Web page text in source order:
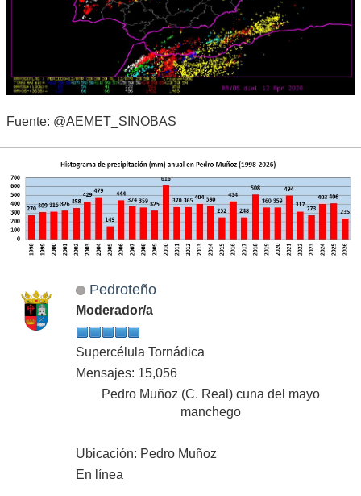
Fuente: @AEMET_SINOBAS
Pedroteño
Moderador/a
Supercélula Tornádica
Mensajes: 15,056
Pedro Muñoz (C. Real) cuna del mayo
manchego
Ubicación: Pedro Muñoz
En línea